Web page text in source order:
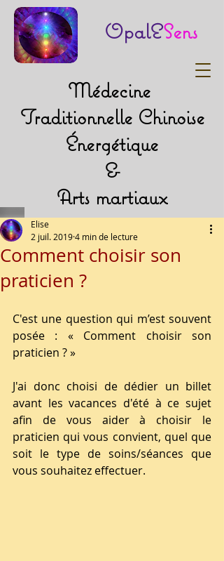
OpalESens
Médecine
Traditionnelle Chinoise
Énergétique
&
Arts martiaux
Comment choisir son
praticien ?
Elise
2 juil. 20194 min de lecture
C'est une question qui m’est souvent
posée : « Comment choisir son
praticien ? »
J'ai donc choisi de dédier un billet
avant les vacances d'été à ce sujet
afin de vous aider à choisir le
praticien qui vous convient, quel que
soit le type de soins/séances que
vous souhaitez effectuer.